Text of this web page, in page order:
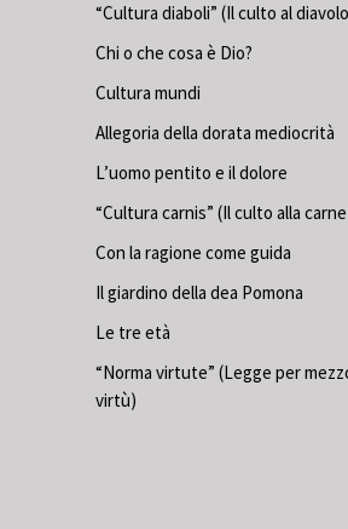
“Cultura diaboli” (Il culto al
Chi o che cosa è Dio?
Cultura mundi
Allegoria della dorata mediocrità
L’uomo pentito e il dolore
“Cultura carnis” (Il culto alla
Con la ragione come guida
Il giardino della dea Pomona
Le tre età
“Norma virtute” (Legge per
virtù)